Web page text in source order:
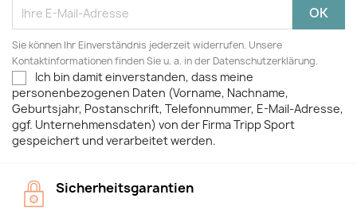
Sie können Ihr Einverständnis jederzeit widerrufen. Unsere
Kontaktinformationen finden Sie u. a. in der Datenschutzerklärung.
Ich bin damit einverstanden, dass meine
personenbezogenen Daten (Vorname, Nachname,
Geburtsjahr, Postanschrift, Telefonnummer, E-Mail-Adresse,
ggf. Unternehmensdaten) von der Firma Tripp Sport
gespeichert und verarbeitet werden.
Sicherheitsgarantien